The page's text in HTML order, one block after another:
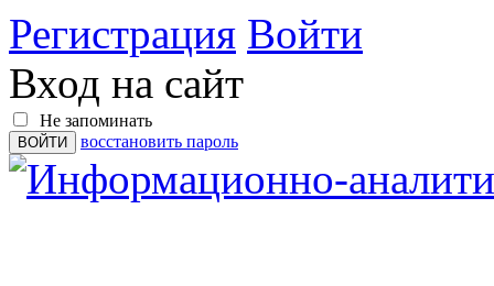
Регистрация Войти
Вход на сайт
Не запоминать
восстановить пароль